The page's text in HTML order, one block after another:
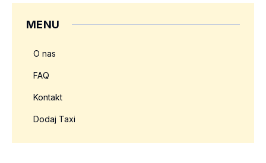
MENU
O nas
FAQ
Kontakt
Dodaj Taxi